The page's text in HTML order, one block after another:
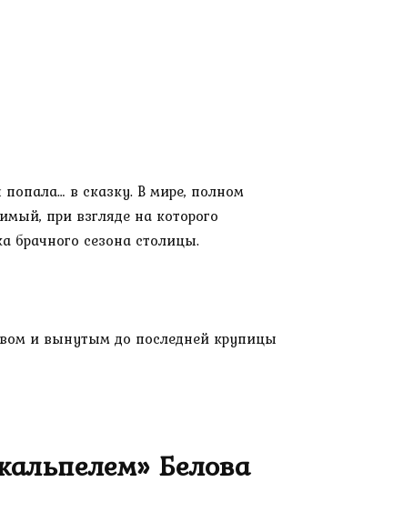
в сказку. В мире, полном
при взгляде на которого
брачного сезона столицы.
и вынутым до последней крупицы
Белова